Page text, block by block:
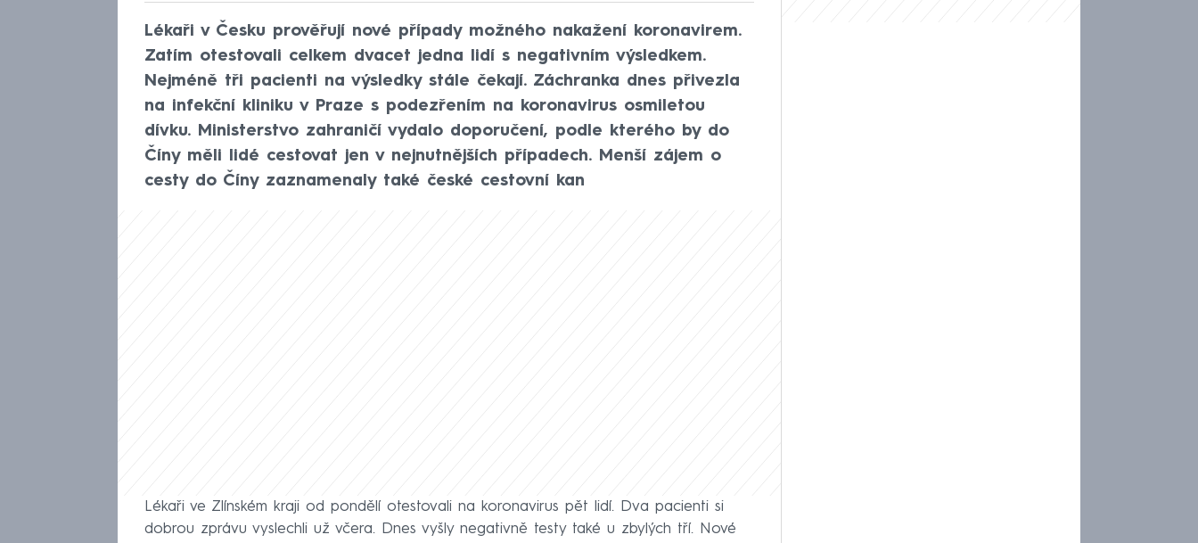
Lékaři v Česku prověřují nové případy možného nakažení koronavirem.
Zatím otestovali celkem dvacet jedna lidí s negativním výsledkem.
Nejméně tři pacienti na výsledky stále čekají. Záchranka dnes přivezla
na infekční kliniku v Praze s podezřením na koronavirus osmiletou
dívku. Ministerstvo zahraničí vydalo doporučení, podle kterého by do
Číny měli lidé cestovat jen v nejnutnějších případech. Menší zájem o
cesty do Číny zaznamenaly také české cestovní kan
Lékaři ve Zlínském kraji od pondělí otestovali na koronavirus pět lidí. Dva pacienti si
dobrou zprávu vyslechli už včera. Dnes vyšly negativně testy také u zbylých tří. Nové